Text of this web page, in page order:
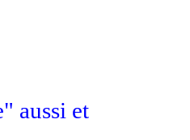
aussi et